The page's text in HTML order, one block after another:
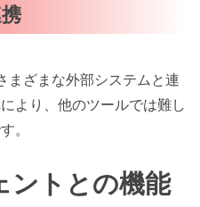
まざまな外部システムと連
より、他のツールでは難し
。
ントとの機能